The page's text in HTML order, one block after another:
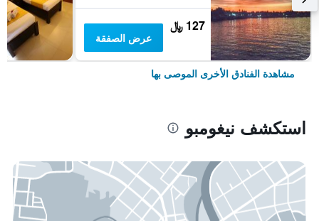
127 ﷼
عرض الصفقة
مشاهدة الفنادق الأخرى الموصى بها
استكشف نيغومبو